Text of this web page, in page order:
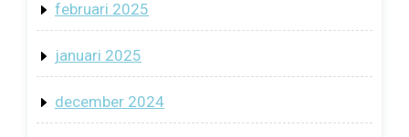
februari 2025
januari 2025
december 2024